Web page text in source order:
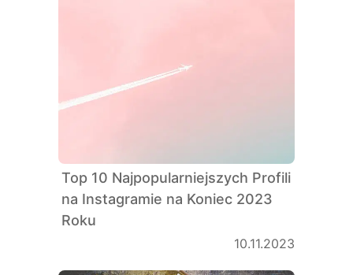
Top 10 Najpopularniejszych Profili
na Instagramie na Koniec 2023
Roku
10.11.2023